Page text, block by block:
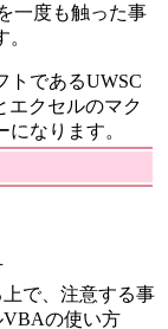
一度も触った事
トであるUWSC
エクセルのマク
なります。
で、注意する事
VBAの使い方